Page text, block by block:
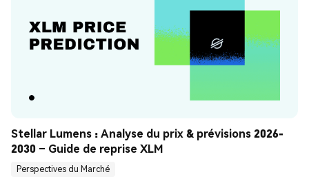
Stellar Lumens : Analyse du prix & prévisions 2026-
2030 – Guide de reprise XLM
Perspectives du Marché